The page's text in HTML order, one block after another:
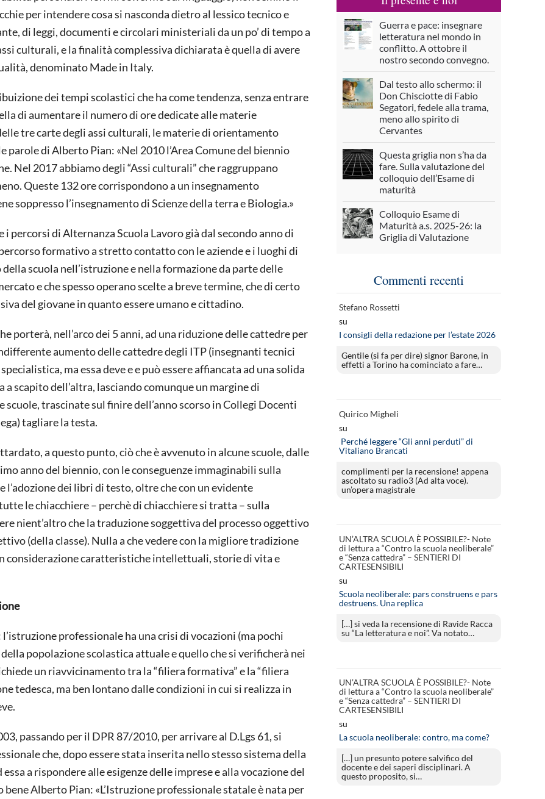
per intendere cosa si nasconda dietro al lessico tecnico e
di leggi, documenti e circolari ministeriali da un po’ di tempo a
culturali, e la finalità complessiva dichiarata è quella di avere
denominato Made in Italy.
dei tempi scolastici che ha come tendenza, senza entrare
di aumentare il numero di ore dedicate alle materie
tre carte degli assi culturali, le materie di orientamento
parole di Alberto Pian: «Nel 2010 l’Area Comune del biennio
Nel 2017 abbiamo degli “Assi culturali” che raggruppano
Queste 132 ore corrispondono a un insegnamento
soppresso l’insegnamento di Scienze della terra e Biologia.»
percorsi di Alternanza Scuola Lavoro già dal secondo anno di
formativo a stretto contatto con le aziende e i luoghi di
scuola nell’istruzione e nella formazione da parte delle
e che spesso operano scelte a breve termine, che di certo
del giovane in quanto essere umano e cittadino.
porterà, nell’arco dei 5 anni, ad una riduzione delle cattedre per
aumento delle cattedre degli ITP (insegnanti tecnici
ma essa deve e e può essere affiancata ad una solida
scapito dell’altra, lasciando comunque un margine di
trascinate sul finire dell’anno scorso in Collegi Docenti
tagliare la testa.
a questo punto, ciò che è avvenuto in alcune scuole, dalle
anno del biennio, con le conseguenze immaginabili sulla
dei libri di testo, oltre che con un evidente
le chiacchiere – perchè di chiacchiere si tratta – sulla
nient’altro che la traduzione soggettiva del processo oggettivo
(della classe). Nulla a che vedere con la migliore tradizione
considerazione caratteristiche intellettuali, storie di vita e
professionale ha una crisi di vocazioni (ma pochi
popolazione scolastica attuale e quello che si verificherà nei
un riavvicinamento tra la “filiera formativa” e la “filiera
tedesca, ma ben lontano dalle condizioni in cui si realizza in
passando per il DPR 87/2010, per arrivare al D.Lgs 61, si
che, dopo essere stata inserita nello stesso sistema della
a rispondere alle esigenze delle imprese e alla vocazione del
Alberto Pian: «L’Istruzione professionale statale è nata per
Guerra e pace: insegnare
letteratura nel mondo in
conflitto. A ottobre il
nostro secondo convegno.
Dal testo allo schermo: il
Don Chisciotte di Fabio
Segatori, fedele alla trama,
meno allo spirito di
Cervantes
Questa griglia non s’ha da
fare. Sulla valutazione del
colloquio dell’Esame di
maturità
Colloquio Esame di
Maturità a.s. 2025-26: la
Griglia di Valutazione
Commenti recenti
Stefano Rossetti
su
I consigli della redazione per l’estate 2026
Gentile (si fa per dire) signor Barone, in
effetti a Torino ha cominciato a fare…
Quirico Migheli
su
Perché leggere “Gli anni perduti” di
Vitaliano Brancati
complimenti per la recensione! appena
ascoltato su radio3 (Ad alta voce).
un’opera magistrale
UN’ALTRA SCUOLA È POSSIBILE?- Note
di lettura a “Contro la scuola neoliberale”
e “Senza cattedra” – SENTIERI DI
CARTESENSIBILI
su
Scuola neoliberale: pars construens e pars
destruens. Una replica
[…] si veda la recensione di Ravide Racca
su “La letteratura e noi”. Va notato…
UN’ALTRA SCUOLA È POSSIBILE?- Note
di lettura a “Contro la scuola neoliberale”
e “Senza cattedra” – SENTIERI DI
CARTESENSIBILI
su
La scuola neoliberale: contro, ma come?
[…] un presunto potere salvifico del
docente e dei saperi disciplinari. A
questo proposito, si…